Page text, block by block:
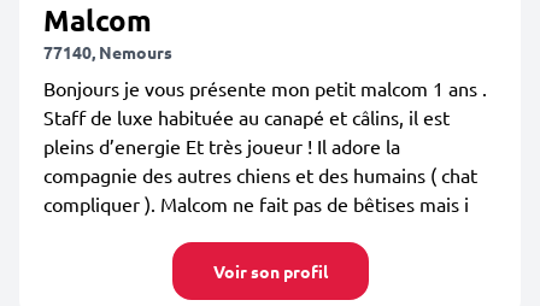
Malcom
77140, Nemours
Bonjours je vous présente mon petit malcom 1 ans .
Staff de luxe habituée au canapé et câlins, il est
pleins d’energie Et très joueur ! Il adore la
compagnie des autres chiens et des humains ( chat
compliquer ). Malcom ne fait pas de bêtises mais i
Voir son profil